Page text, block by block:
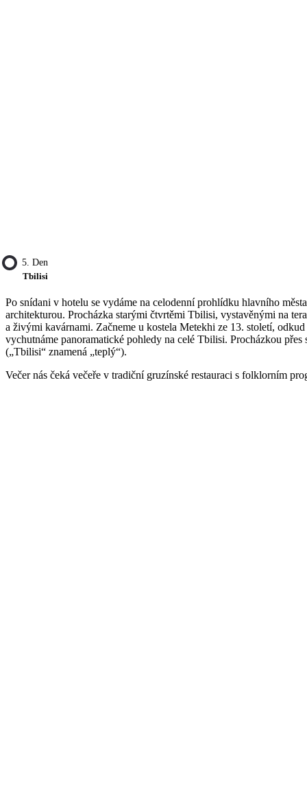
5. Den
Tbilisi
Po snídani v hotelu se vydáme na celodenní prohlídku hlavního
architekturou. Procházka starými čtvrtěmi Tbilisi, vystavěnými na
a živými kavárnami. Začneme u kostela Metekhi ze 13. století,
vychutnáme panoramatické pohledy na celé Tbilisi. Procházkou
(„Tbilisi“ znamená „teplý“).
Večer nás čeká večeře v tradiční gruzínské restauraci s folklorním